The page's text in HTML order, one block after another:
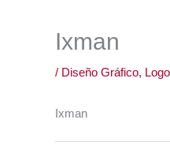
Ixman
/ Diseño Gráfico,
Ixman